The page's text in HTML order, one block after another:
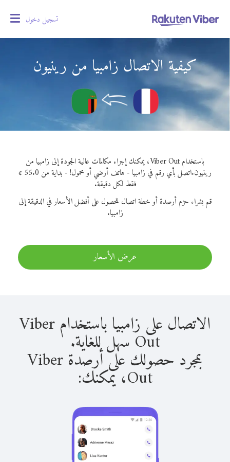
تسجيل دخول
كيفية الاتصال زامبيا من رينيون
باستخدام Viber Out، يمكنك إجراء مكالمات عالية الجودة إلى زامبيا من
رينيون.
اتصل بأي رقم في زامبيا - هاتف أرضي أو محمول! - بداية من 55.0 ¢
فقط لكل دقيقة.
قم بشراء حزم أرصدة أو خطة اتصال للحصول على أفضل الأسعار في الدقيقة إلى
زامبيا.
عرض الأسعار
الاتصال على زامبيا باستخدام Viber
Out سهل للغاية.
بمجرد حصولك على أرصدة Viber
Out، يمكنك: